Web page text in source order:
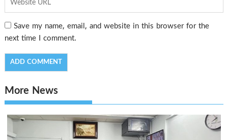
Save my name, email, and website in this browser for the
next time I comment.
More News